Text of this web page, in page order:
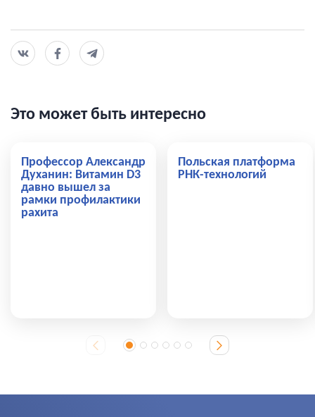
Это может быть интересно
Профессор Александр
Духанин: Витамин D3
давно вышел за
рамки профилактики
рахита
Польская платформа
РНК-технологий